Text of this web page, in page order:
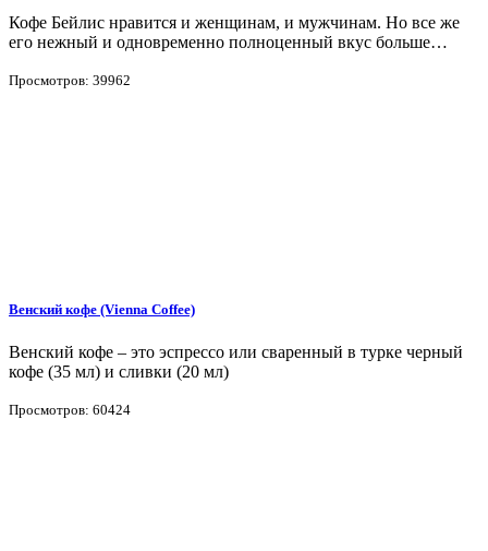
Кофе Бейлис нравится и женщинам, и мужчинам. Но все же
его нежный и одновременно полноценный вкус больше…
Просмотров: 39962
Венский кофе (Vienna Coffee)
Венский кофе – это эспрессо или сваренный в турке черный
кофе (35 мл) и сливки (20 мл)
Просмотров: 60424